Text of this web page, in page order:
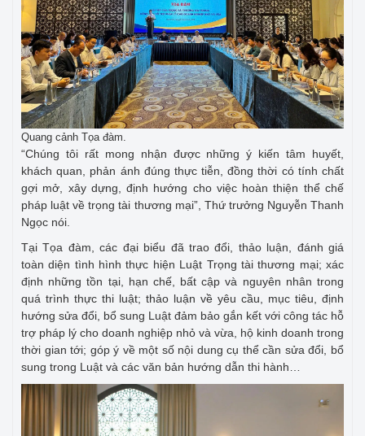
Quang cảnh Tọa đàm.
“Chúng tôi rất mong nhận được những ý kiến tâm huyết,
khách quan, phản ánh đúng thực tiễn, đồng thời có tính chất
gợi mở, xây dựng, định hướng cho việc hoàn thiện thể chế
pháp luật về trọng tài thương mại”, Thứ trưởng Nguyễn Thanh
Ngọc nói.
Tại Tọa đàm, các đại biểu đã trao đổi, thảo luận, đánh giá
toàn diện tình hình thực hiện Luật Trọng tài thương mại; xác
định những tồn tại, hạn chế, bất cập và nguyên nhân trong
quá trình thực thi luật; thảo luận về yêu cầu, mục tiêu, định
hướng sửa đổi, bổ sung Luật đảm bảo gắn kết với công tác hỗ
trợ pháp lý cho doanh nghiệp nhỏ và vừa, hộ kinh doanh trong
thời gian tới; góp ý về một số nội dung cụ thể cần sửa đổi, bổ
sung trong Luật và các văn bản hướng dẫn thi hành…